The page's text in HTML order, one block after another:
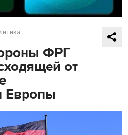
ФРГ
от
Европы